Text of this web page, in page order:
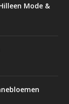
Hilleen Mode &